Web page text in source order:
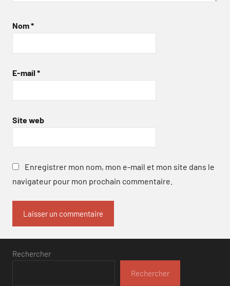
Nom*
E-mail *
Site web
Enregistrer mon nom, mon e-mail et mon site dans le
navigateur pour mon prochain commentaire.
Rechercher
Rechercher